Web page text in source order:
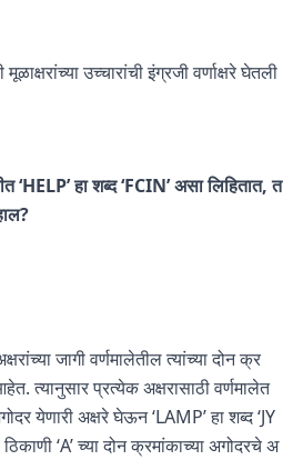
उच्चारांची इंग्रजी वर्णाक्षरे घेतली
‘HELP’ हा शब्द ‘FCIN’ असा लिहितात, त
जागी वर्णमालेतील त्यांच्या दोन क्र
त्यानुसार प्रत्येक अक्षरासाठी वर्णमालेत
येणारी अक्षरे घेऊन ‘LAMP’ हा शब्द ‘JY
‘A’ च्या दोन क्रमांकाच्या अगोदरचे अ